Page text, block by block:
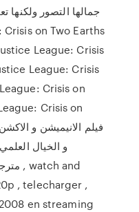
جمالها التصور ولكنها
و الخيال
, telecharger ,
en streaming